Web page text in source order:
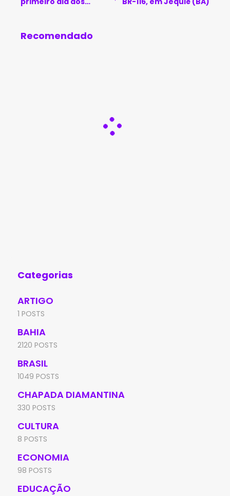
Recomendado
Categorias
ARTIGO
1 POSTS
BAHIA
2120 POSTS
BRASIL
1049 POSTS
CHAPADA DIAMANTINA
330 POSTS
CULTURA
8 POSTS
ECONOMIA
98 POSTS
EDUCAÇÃO